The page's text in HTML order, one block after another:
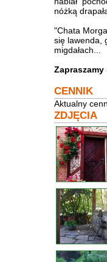
nóżką
"Chata
się lawenda,
migdałach...
CENNIK
Aktualny
ZDJĘCIA